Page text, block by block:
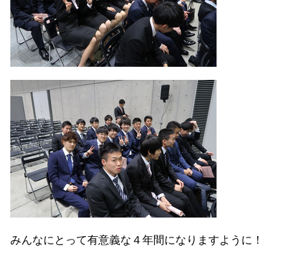
みんなにとって有意義な４年間になりますように！